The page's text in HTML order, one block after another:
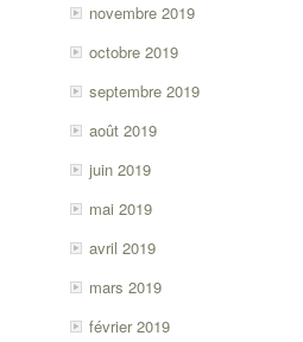
novembre 2019
octobre 2019
septembre 2019
août 2019
juin 2019
mai 2019
avril 2019
mars 2019
février 2019